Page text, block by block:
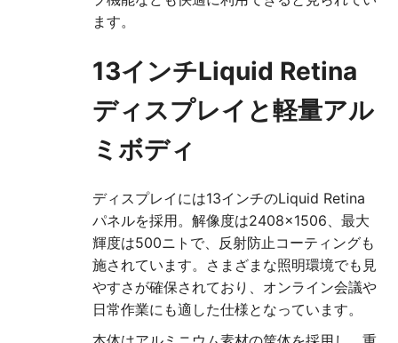
ます。
13インチLiquid Retina
ディスプレイと軽量アル
ミボディ
ディスプレイには13インチのLiquid Retina
パネルを採用。解像度は2408×1506、最大
輝度は500ニトで、反射防止コーティングも
施されています。さまざまな照明環境でも見
やすさが確保されており、オンライン会議や
日常作業にも適した仕様となっています。